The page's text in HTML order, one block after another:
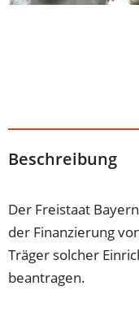
Beschreibung
Der Freistaat
der Finanzierung
Träger solcher
beantragen.